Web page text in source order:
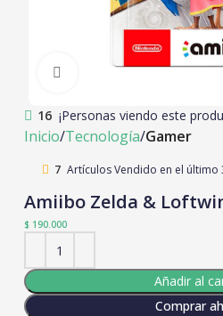
Clic para ampliar
16 ¡Personas viendo este
Inicio Tecnología Gamer
7 Artículos Vendido en el último
Amiibo Zelda &
$190.000
Añadir al
Comprar